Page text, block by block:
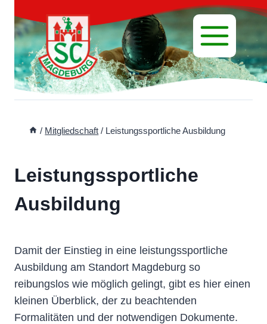
Inhalt
springen
/ Mitgliedschaft / Leistungssportliche Ausbildung
Leistungssportliche
Ausbildung
Damit der Einstieg in eine leistungssportliche
Ausbildung am Standort Magdeburg so
reibungslos wie möglich gelingt, gibt es hier einen
kleinen Überblick, der zu beachtenden
Formalitäten und der notwendigen Dokumente.